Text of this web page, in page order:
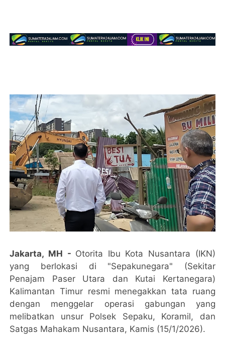
Jakarta, MH - Otorita Ibu Kota Nusantara (IKN)
yang berlokasi di "Sepakunegara" (Sekitar
Penajam Paser Utara dan Kutai Kertanegara)
Kalimantan Timur resmi menegakkan tata ruang
dengan menggelar operasi gabungan yang
melibatkan unsur Polsek Sepaku, Koramil, dan
Satgas Mahakam Nusantara, Kamis (15/1/2026).